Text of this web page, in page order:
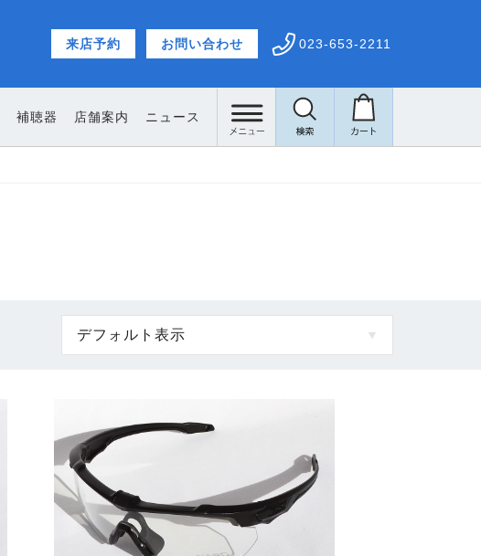
来店予約 お問い合わせ 023-653-2211
補聴器 店舗案内 ニュース